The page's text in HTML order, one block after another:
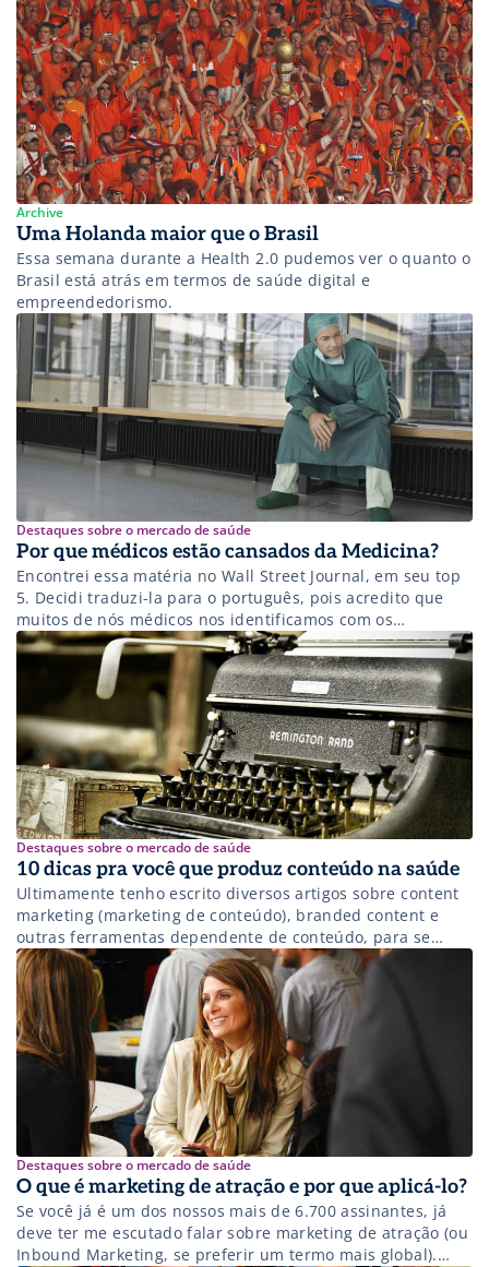
Archive
Uma Holanda maior que o Brasil
Essa semana durante a Health 2.0 pudemos ver o quanto o
Brasil está atrás em termos de saúde digital e
empreendedorismo.
Destaques sobre o mercado de saúde
Por que médicos estão cansados da Medicina?
Encontrei essa matéria no Wall Street Journal, em seu top
5. Decidi traduzi-la para o português, pois acredito que
muitos de nós médicos nos identificamos com os
problemas enfrentados pelos americanos.
Destaques sobre o mercado de saúde
10 dicas pra você que produz conteúdo na saúde
Ultimamente tenho escrito diversos artigos sobre content
marketing (marketing de conteúdo), branded content e
outras ferramentas dependente de conteúdo, para se
atingir seu público-alvo. O que faltava era falar sobre
como criar esse conteúdo.
Destaques sobre o mercado de saúde
O que é marketing de atração e por que aplicá-lo?
Se você já é um dos nossos mais de 6.700 assinantes, já
deve ter me escutado falar sobre marketing de atração (ou
Inbound Marketing, se preferir um termo mais global).